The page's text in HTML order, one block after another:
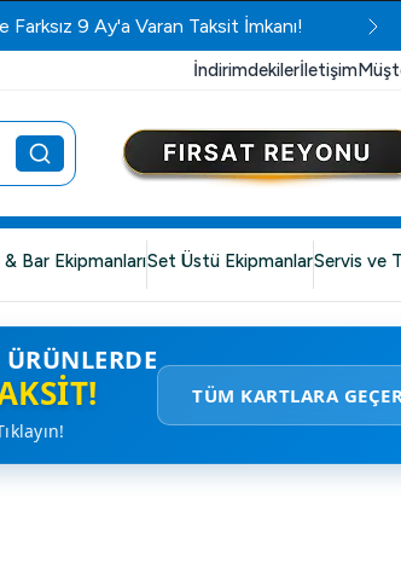
Bayi
İndirimdekilerİletişim
Bar EkipmanlarıSet Üstü EkipmanlarServis ve
TÜM KARTLARA